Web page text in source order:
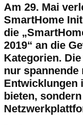
Am 29. Mai
SmartHome
die
2019“ an die
Kategorien.
nur spannende
Entwicklungen
bieten,